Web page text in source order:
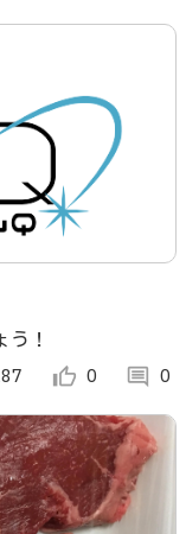
！
thumb_up_alt 0 comment 0